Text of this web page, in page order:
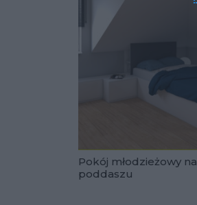
Pokój młodzieżowy na
poddaszu